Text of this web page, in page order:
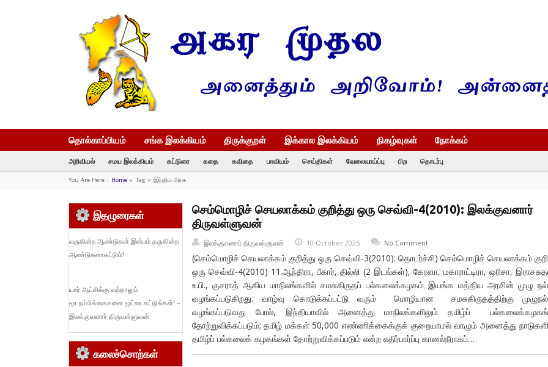
தொல்காப்பியம் சங்க இலக்கியம் திருக்குறள் இக்கால இலக்கியம் நிகழ்வுகள் நோக்கம்
அறிவியல் சமய இலக்கியம் கட்டுரை கதை கவிதை பாவியம் செய்திகள் வேலைவாய்ப்பு பிற தொடர்பு
You Are Here : Home» Tag » இந்திய அரசு
செம்மொழிச் செயலாக்கம் குறித்து ஒரு செவ்வி-4(2010): இலக்குவனார்
திருவள்ளுவன்
இலக்குவனார் திருவள்ளுவன் 10 October 2025 No Comment
(செம்மொழிச் செயலாக்கம் குறித்து ஒரு செவ்வி-3(2010): தொடர்ச்சி) செம்மொழிச் செயலாக்கம்
ஒரு செவ்வி-4(2010) 11.ஆந்திரா, பீகார், தில்லி (2 இடங்கள்), கேரளா, மகாராட்டிரா, ஒரிசா,
உ.பி., குசராத் ஆகிய மாநிலங்களில் சமசுகிருதப் பல்கலைக்கழகம் இயங்க மத்திய அரசின் முழு
வழங்கப்படுகிறது. வாழ்வு கொடுக்கப்பட்டு வரும் மொழியான சமசுகிருதத்திற்கு
வழங்கப்படுவது போல், இந்தியாவில் அனைத்து மாநிலங்களிலும் தமிழ்ப்
தோற்றுவிக்கப்படும்; தமிழ் மக்கள் 50,000 எண்ணிக்கைக்குக் குறையாமல் வாழும் அனைத்து
தமிழ்ப் பல்கலைக் கழகங்கள் தோற்றுவிக்கப்படும் என்ற எதிர்பார்ப்பு கானல்நீராகப்…
இதழுரைகள்
வருகின்ற ஆண்டுகள் இன்பம் தருகின்ற
ஆண்டுகளாகட்டும்!
யார் ஆட்சிக்கு வந்தாலும்
மூடநம்பிக்கைகளை மூட்டைகட்டுங்கள்! –
இலக்குவனார் திருவள்ளுவன்
கலைச்சொற்கள்